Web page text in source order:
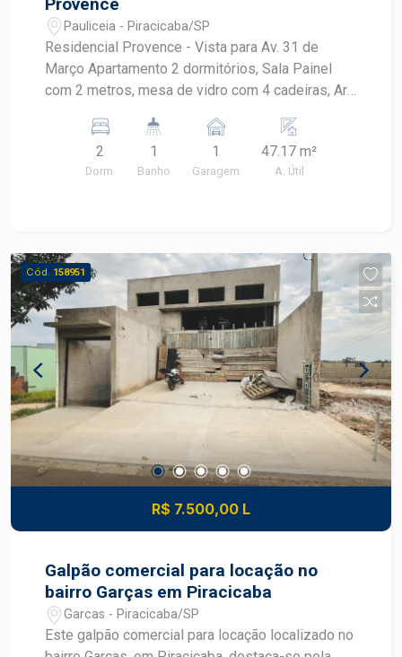
Pauliceia - Piracicaba/SP
Residencial Provence - Vista para Av. 31 de
Março Apartamento 2 dormitórios, Sala Painel
com 2 metros, mesa de vidro com 4 cadeiras, Ar
brastemp, armários , Banheiro social e lavabo (pia
auxiliar ao lado do banheiro) Lavanderia com
armários Dormitório com armário grande - 6
Aquecedor
2
Dorm.
1
Banho
1
Garagem
47.17 m²
A. Útil
Cód. 158951
R$ 7.500,00 L
Galpão comercial para locação no
bairro Garças em Piracicaba
Garcas - Piracicaba/SP
Este galpão comercial para locação localizado no